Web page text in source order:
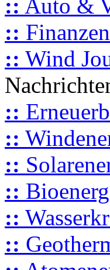
:: Auto &
::
:: Wind
::
::
::
::
::
::